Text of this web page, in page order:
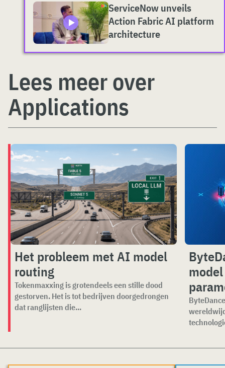
ServiceNow unveils
Action Fabric AI platform
architecture
Lees meer over
Applications
Het probleem met AI model
routing
Tokenmaxxing is grotendeels een stille dood
gestorven. Het is tot bedrijven doorgedrongen
dat ranglijsten die...